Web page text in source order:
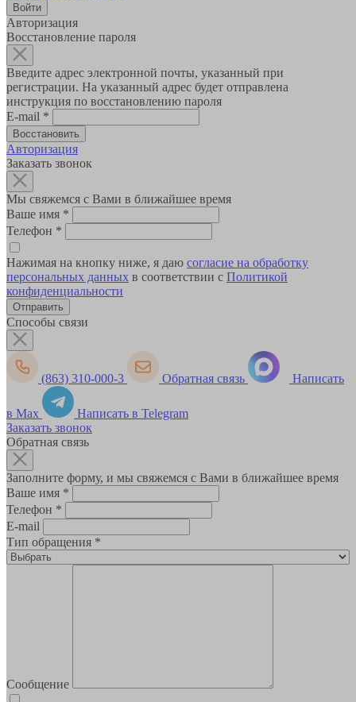
Авторизация
Восстановление пароля
Введите адрес электронной почты, указанный при
регистрации. На указанный адрес будет отправлена
инструкция по восстановлению пароля
E-mail *
Авторизация
Заказать звонок
Мы свяжемся с Вами в ближайшее время
Ваше имя *
Телефон *
Нажимая на кнопку ниже, я даю согласие на обработку
персональных данных в соответствии с Политикой
конфиденциальности
Способы связи
(863) 310-000-3 Обратная связь Написать
в Max
Написать в Telegram
Заказать звонок
Обратная связь
Заполните форму, и мы свяжемся с Вами в ближайшее время
Ваше имя *
Телефон *
E-mail
Тип обращения *
Сообщение